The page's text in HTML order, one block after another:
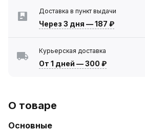
Доставка в пункт выдачи
Через 3 дня —187 ₽
Курьерская доставка
От 1 дней —300 ₽
О товаре
Основные